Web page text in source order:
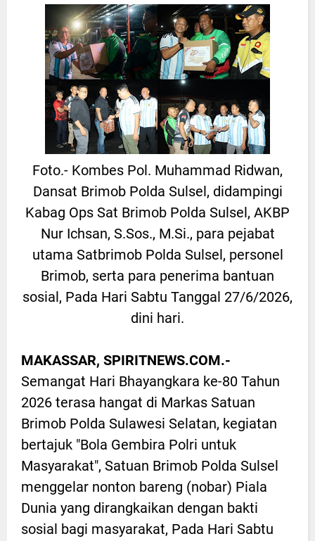
Foto.- Kombes Pol. Muhammad Ridwan,
Dansat Brimob Polda Sulsel, didampingi
Kabag Ops Sat Brimob Polda Sulsel, AKBP
Nur Ichsan, S.Sos., M.Si., para pejabat
utama Satbrimob Polda Sulsel, personel
Brimob, serta para penerima bantuan
sosial, Pada Hari Sabtu Tanggal 27/6/2026,
dini hari.
MAKASSAR, SPIRITNEWS.COM.-
Semangat Hari Bhayangkara ke-80 Tahun
2026 terasa hangat di Markas Satuan
Brimob Polda Sulawesi Selatan, kegiatan
bertajuk "Bola Gembira Polri untuk
Masyarakat", Satuan Brimob Polda Sulsel
menggelar nonton bareng (nobar) Piala
Dunia yang dirangkaikan dengan bakti
sosial bagi masyarakat, Pada Hari Sabtu